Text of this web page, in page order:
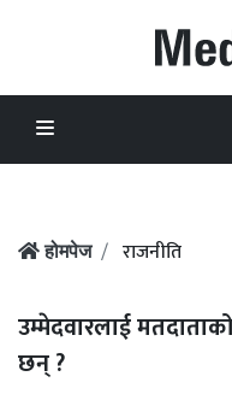
होमपेज राजनीति
उम्मेदवारलाई मतदाताको
छन् ?